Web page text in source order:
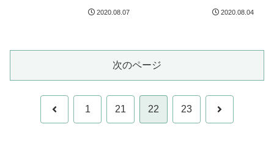
2020.08.07 2020.08.04
次のページ
前 1 21 22 23 次